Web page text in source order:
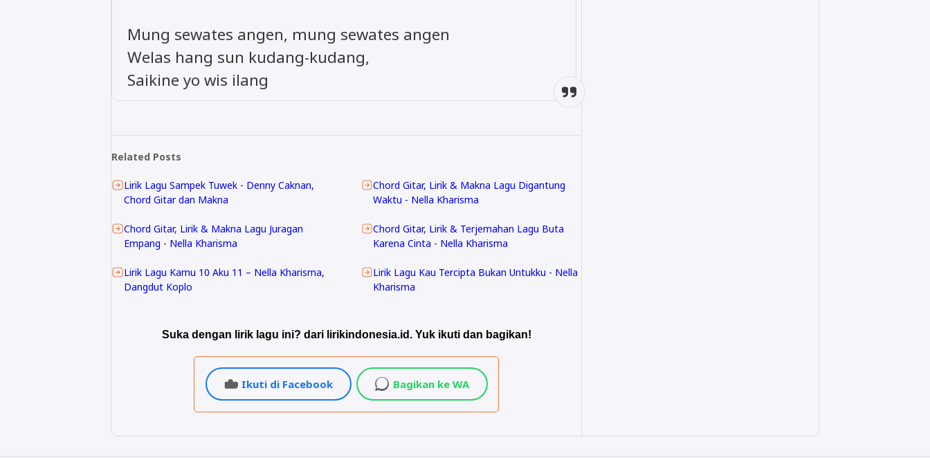
Mung sewates angen, mung sewates angen
Welas hang sun kudang-kudang,
Saikine yo wis ilang
Related Posts
Lirik Lagu Sampek Tuwek - Denny Caknan,
Chord Gitar dan Makna
Chord Gitar, Lirik & Makna Lagu Digantung
Waktu - Nella Kharisma
Chord Gitar, Lirik & Makna Lagu Juragan
Empang - Nella Kharisma
Chord Gitar, Lirik & Terjemahan Lagu Buta
Karena Cinta - Nella Kharisma
Lirik Lagu Kamu 10 Aku 11 – Nella Kharisma,
Dangdut Koplo
Lirik Lagu Kau Tercipta Bukan Untukku - Nella
Kharisma
Suka dengan lirik lagu ini? dari lirikindonesia.id. Yuk ikuti dan bagikan!
Ikuti di Facebook Bagikan ke WA